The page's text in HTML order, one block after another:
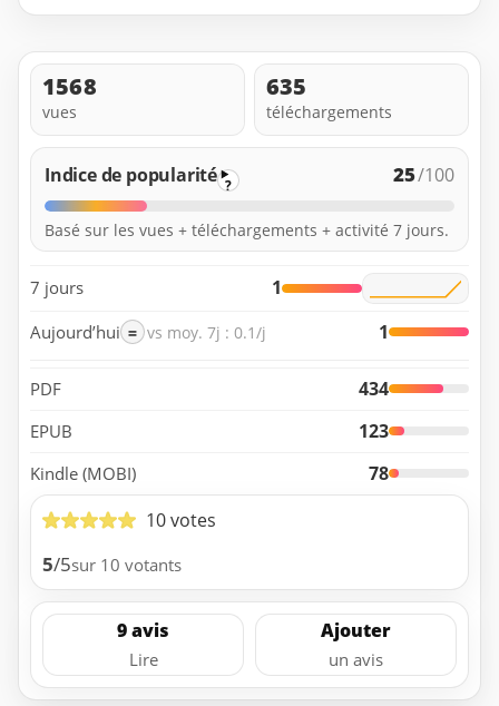
1568
vues
635
téléchargements
Indice de popularité ? 25/100
Basé sur les vues + téléchargements + activité 7 jours.
7 jours 1
Aujourd’hui = vs moy. 7j : 0.1/j 1
PDF 434
EPUB 123
Kindle (MOBI)
78
10 votes
5/5sur 10 votants
9 avis
Lire
Ajouter
un avis